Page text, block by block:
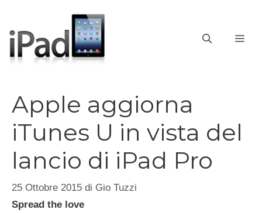
contenuto
Apple aggiorna
iTunes U in vista del
lancio di iPad Pro
25 Ottobre 2015 di Gio Tuzzi
Spread the love